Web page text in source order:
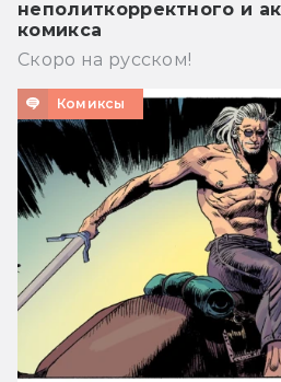
неполиткорректного и
комикса
Скоро на русском!
Комиксы